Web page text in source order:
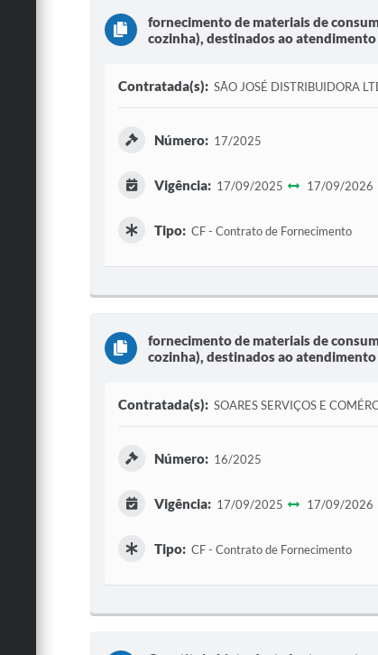
fornecimento de materiais de
cozinha), destinados ao atendimento
Contratada(s): SÃO JOSÉ DISTRIBUIDORA
Número: 17/2025
Vigência: 17/09/2025 17/09/2026
Tipo: CF - Contrato de Fornecimento
fornecimento de materiais de
cozinha), destinados ao atendimento
Contratada(s): SOARES SERVIÇOS E
Número: 16/2025
Vigência: 17/09/2025 17/09/2026
Tipo: CF - Contrato de Fornecimento